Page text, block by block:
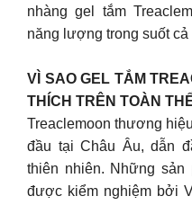
nhàng gel tắm
năng lượng trong suốt cả
VÌ SAO GEL TẮM
THÍCH TRÊN TOÀN
Treaclemoon thương
đầu tại Châu Âu, dẫn
thiên nhiên. Những sản
được kiểm nghiệm bởi